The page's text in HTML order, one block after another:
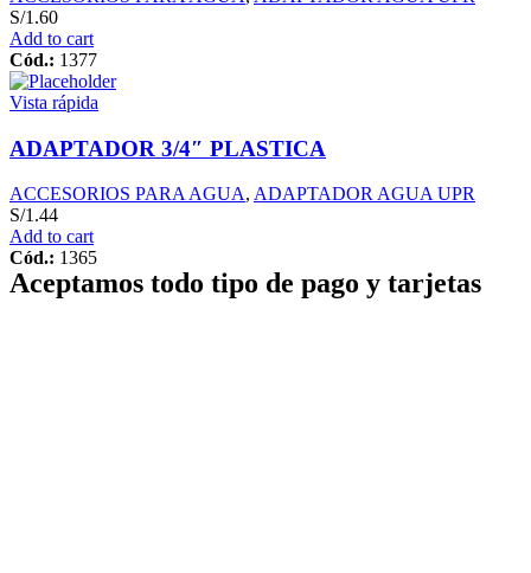
S/1.60
Add to cart
Cód.: 1377
Vista rápida
ADAPTADOR 3/4″ PLASTICA
ACCESORIOS PARA AGUA, ADAPTADOR AGUA UPR
S/1.44
Add to cart
Cód.: 1365
Aceptamos todo tipo de pago y tarjetas